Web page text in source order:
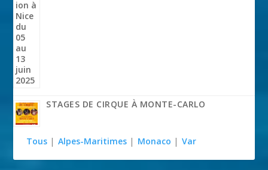
STAGES DE CIRQUE À MONTE-CARLO
Tous | Alpes-Maritimes | Monaco | Var